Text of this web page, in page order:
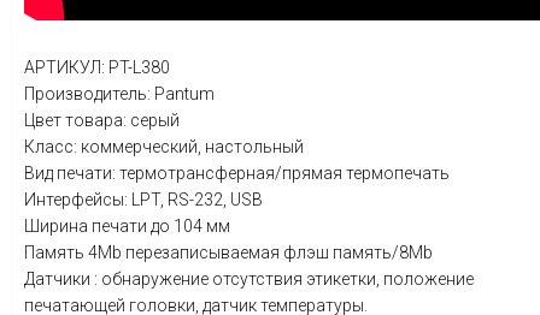
АРТИКУЛ: PT-L380
Производитель: Pantum
Цвет товара: серый
Класс: коммерческий, настольный
Вид печати: термотрансферная/прямая термопечать
Интерфейсы: LPT, RS-232, USB
Ширина печати до 104 мм
Память 4Mb перезаписываемая флэш память/8Mb
Датчики : обнаружение отсутствия этикетки, положение
печатающей головки, датчик температуры.